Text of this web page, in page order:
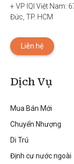
+ VP IQI Việt Nam:
Đức, TP. HCM
Liên hệ
Dịch Vụ
Mua Bán Mới
Chuyển Nhượng
Di Trú
Định cư nước ngoài